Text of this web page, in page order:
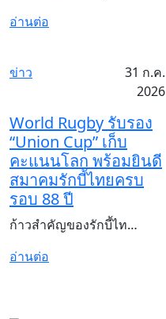
อ่านต่อ
ข่าว
31 ก.ค.
2026
World Rugby รับรอง
“Union Cup” เก็บ
คะแนนโลก พร้อมยินดี
สมาคมรักบี้ไทยครบ
รอบ 88 ปี
ก้าวสำคัญของรักบี้ไท…
อ่านต่อ